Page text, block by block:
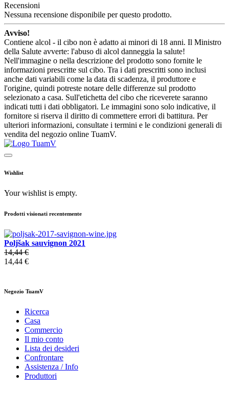
Recensioni
Nessuna recensione disponibile per questo prodotto.
Avviso!
Contiene alcol - il cibo non è adatto ai minori di 18 anni. Il Ministro
della Salute avverte: l'abuso di alcol danneggia la salute!
Nell'immagine o nella descrizione del prodotto sono fornite le
informazioni prescritte sul cibo. Tra i dati prescritti sono inclusi
anche dati variabili come la data di scadenza, il produttore e
l'origine, quindi potreste notare delle differenze sul prodotto
selezionato a casa. Sull'etichetta del cibo che riceverete saranno
indicati tutti i dati obbligatori. Le immagini sono solo indicative, il
fornitore si riserva il diritto di commettere errori di battitura. Per
ulteriori informazioni, consultate i termini e le condizioni generali di
vendita del negozio online TuamV.
Wishlist
Your wishlist is empty.
Prodotti visionati recentemente
Poljšak sauvignon 2021
14,44 €
14,44 €
Negozio TuamV
Ricerca
Casa
Commercio
Il mio conto
Lista dei desideri
Confrontare
Assistenza / Info
Produttori